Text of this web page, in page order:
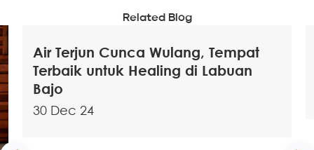
Related Blog
Air Terjun Cunca Wulang, Tempat
Terbaik untuk Healing di Labuan
Bajo
30 Dec 24